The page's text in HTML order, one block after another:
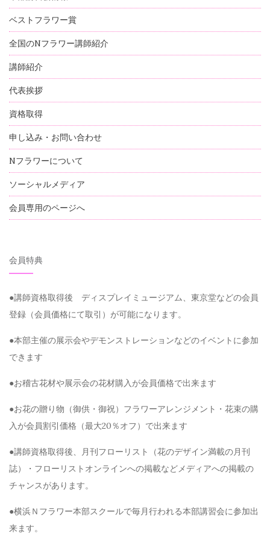
ベストフラワー賞
全国のNフラワー講師紹介
講師紹介
代表挨拶
資格取得
申し込み・お問い合わせ
Nフラワーについて
ソーシャルメディア
会員専用のページへ
会員特典
●講師資格取得後 ディスプレイミュージアム、東京堂などの会員
登録（会員価格にて取引）が可能になります。
●本部主催の展示会やデモンストレーションなどのイベントに参加
できます
●お稽古花材や展示会の花材購入が会員価格で出来ます
●お花の贈り物（御供・御祝）フラワーアレンジメント・花束の購
入が会員割引価格（最大20％オフ）で出来ます
●講師資格取得後、月刊フローリスト（花のデザイン満載の月刊
誌）・フローリストオンラインへの掲載などメディアへの掲載の
チャンスがあります。
●横浜Ｎフラワー本部スクールで毎月行われる本部講習会に参加出
来ます。